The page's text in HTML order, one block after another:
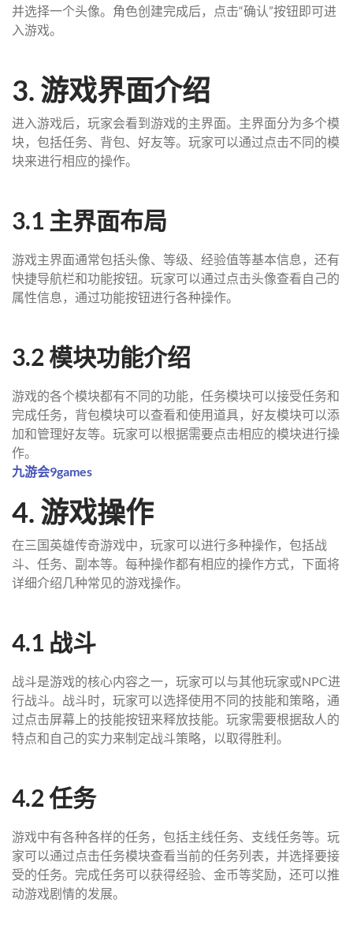
并选择一个头像。角色创建完成后，点击“确认”按钮即可进
入游戏。
3. 游戏界面介绍
进入游戏后，玩家会看到游戏的主界面。主界面分为多个模
块，包括任务、背包、好友等。玩家可以通过点击不同的模
块来进行相应的操作。
3.1 主界面布局
游戏主界面通常包括头像、等级、经验值等基本信息，还有
快捷导航栏和功能按钮。玩家可以通过点击头像查看自己的
属性信息，通过功能按钮进行各种操作。
3.2 模块功能介绍
游戏的各个模块都有不同的功能，任务模块可以接受任务和
完成任务，背包模块可以查看和使用道具，好友模块可以添
加和管理好友等。玩家可以根据需要点击相应的模块进行操
作。
九游会9games
4. 游戏操作
在三国英雄传奇游戏中，玩家可以进行多种操作，包括战
斗、任务、副本等。每种操作都有相应的操作方式，下面将
详细介绍几种常见的游戏操作。
4.1 战斗
战斗是游戏的核心内容之一，玩家可以与其他玩家或NPC进
行战斗。战斗时，玩家可以选择使用不同的技能和策略，通
过点击屏幕上的技能按钮来释放技能。玩家需要根据敌人的
特点和自己的实力来制定战斗策略，以取得胜利。
4.2 任务
游戏中有各种各样的任务，包括主线任务、支线任务等。玩
家可以通过点击任务模块查看当前的任务列表，并选择要接
受的任务。完成任务可以获得经验、金币等奖励，还可以推
动游戏剧情的发展。